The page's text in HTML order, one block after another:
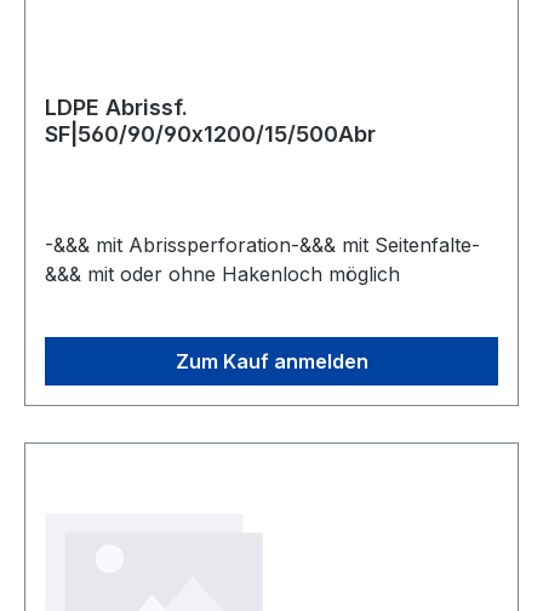
LDPE Abrissf.
SF|560/90/90x1200/15/500Abr
-&&& mit Abrissperforation-&&& mit Seitenfalte-
&&& mit oder ohne Hakenloch möglich
Zum Kauf anmelden